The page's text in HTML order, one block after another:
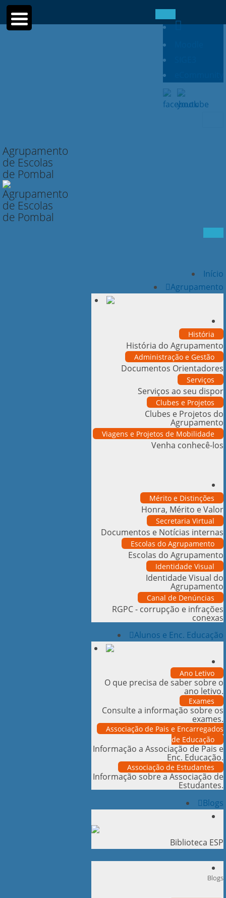
Agrupamento
de Escolas
de Pombal
Início
Agrupamento
História
História do Agrupamento
Administração e Gestão
Documentos Orientadores
Serviços
Serviços ao seu dispor
Clubes e Projetos
Clubes e Projetos do
Agrupamento
Viagens e Projetos de Mobilidade
Venha conhecê-los
Mérito e Distinções
Honra, Mérito e Valor
Secretaria Virtual
Documentos e Notícias internas
Escolas do Agrupamento
Escolas do Agrupamento
Identidade Visual
Identidade Visual do
Agrupamento
Canal de Denúncias
RGPC - corrupção e infrações
conexas
Alunos e Enc. Educação
Ano Letivo
O que precisa de saber sobre o
ano letivo.
Exames
Consulte a informação sobre os
exames.
Associação de Pais e Encarregados
de Educação
Informação a Associação de Pais e
Enc. Educação.
Associação de Estudantes
Informação sobre a Associação de
Estudantes.
Blogs
Biblioteca ESP
Blogs